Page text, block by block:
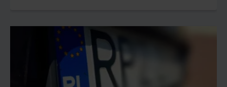
pozwoli Ci opanować te sytuacje w sposób pewny i skuteczny.